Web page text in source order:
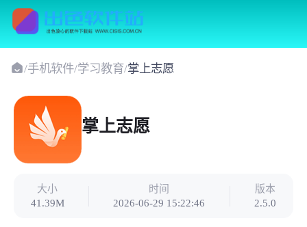
/手机软件/学习教育/掌上志愿
掌上志愿
大小
41.39M
时间
2026-06-29 15:22:46
版本
2.5.0